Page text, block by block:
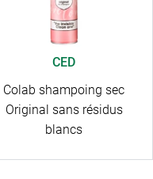
CED
Colab shampoing sec
Original sans résidus
blancs